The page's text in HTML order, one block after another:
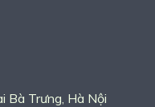
Bà Trưng, Hà Nội